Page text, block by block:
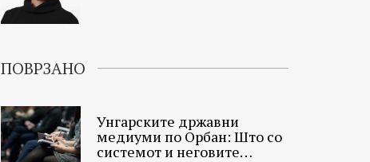
ПОВРЗАНО
Унгарските државни
медиуми по Орбан: Што со
системот и неговите